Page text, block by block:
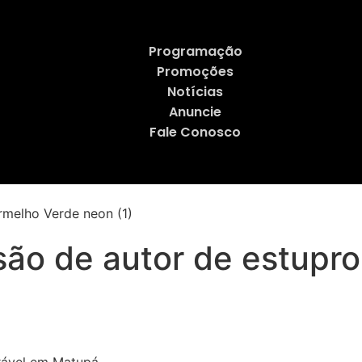
Programação
Promoções
Notícias
Anuncie
Fale Conosco
de autor de